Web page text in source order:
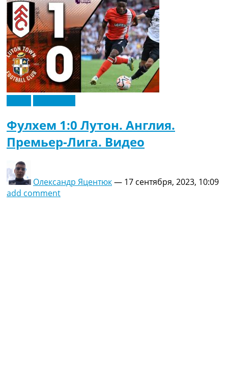
Фулхем 1:0 Лутон. Англия.
Премьер-Лига. Видео
Олександр Яцентюк— 17 сентября, 2023, 10:09
add comment